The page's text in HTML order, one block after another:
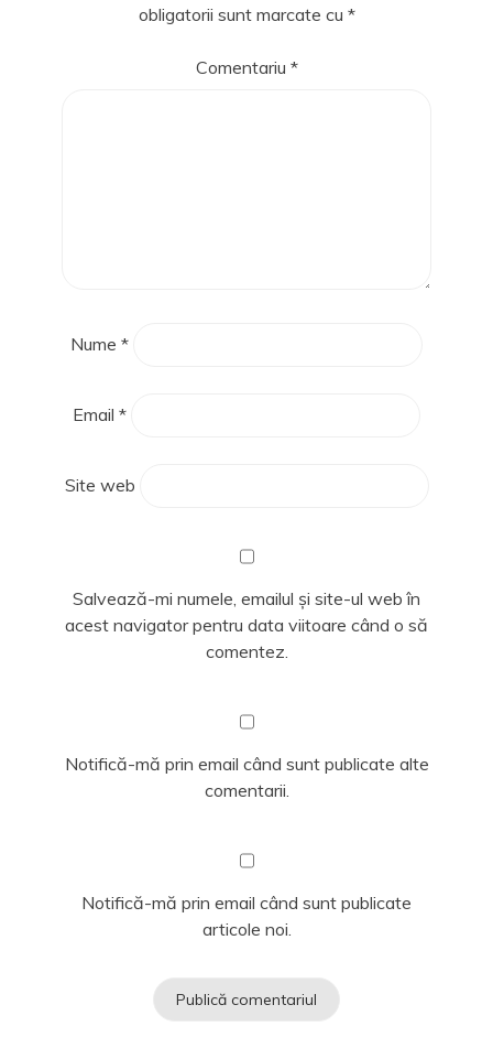
obligatorii sunt marcate cu *
Comentariu *
Nume *
Email *
Site web
Salvează-mi numele, emailul și site-ul web în
acest navigator pentru data viitoare când o să
comentez.
Notifică-mă prin email când sunt publicate alte
comentarii.
Notifică-mă prin email când sunt publicate
articole noi.